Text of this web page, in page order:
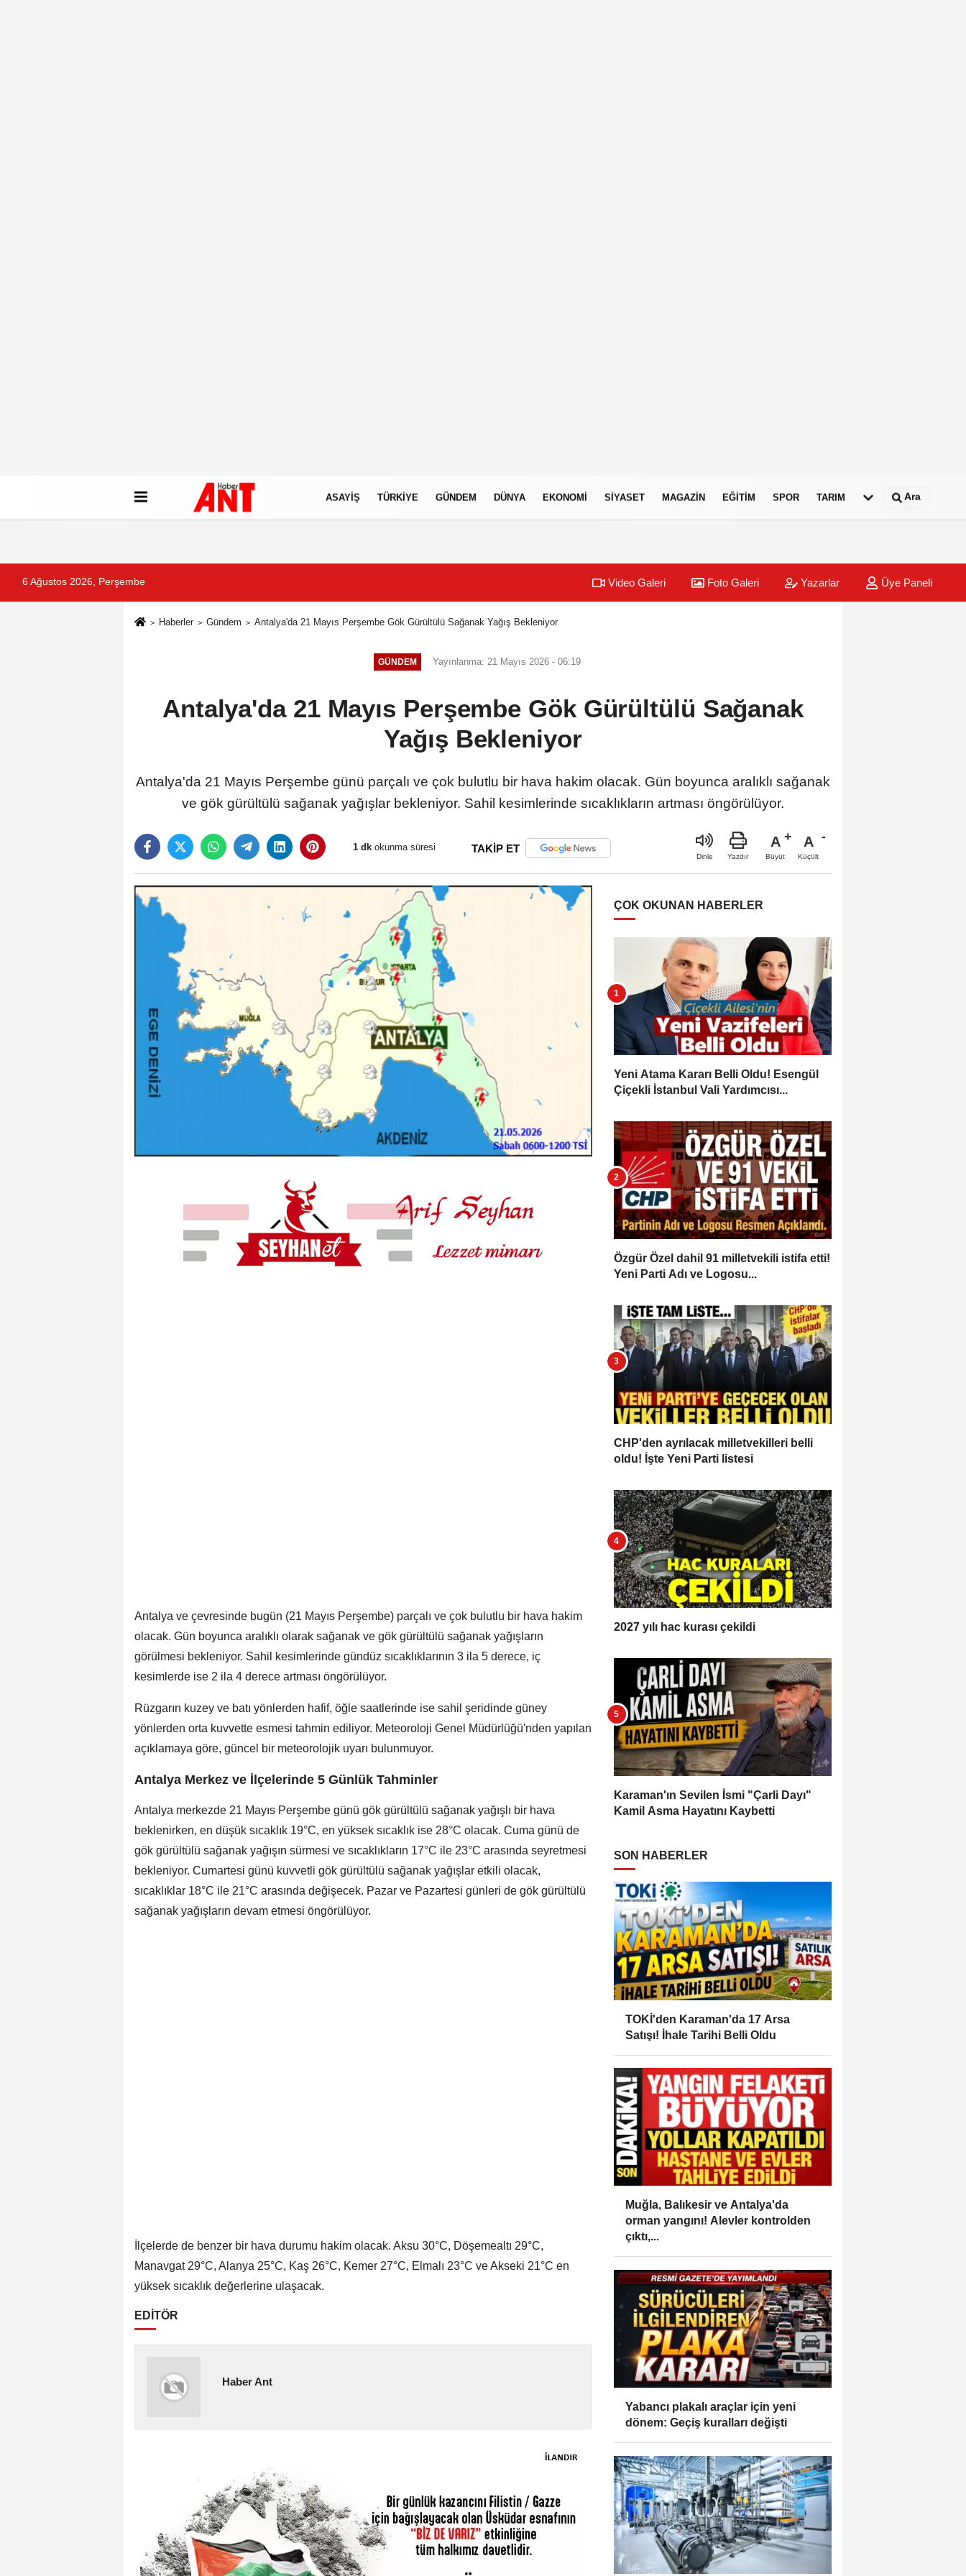
ASAYIŞ TÜRKIYE GÜNDEM DÜNYA EKONOMI SIYASET MAGAZIN EĞITIM SPOR TARIM Ara
6 Ağustos 2026, Perşembe Video Galeri Foto Galeri Yazarlar Üye Paneli
Haberler Gündem Antalya'da 21 Mayıs Perşembe Gök Gürültülü Sağanak Yağış Bekleniyor
GÜNDEM Yayınlanma: 21 Mayıs 2026 - 06:19
Antalya'da 21 Mayıs Perşembe Gök Gürültülü Sağanak
Yağış Bekleniyor
Antalya'da 21 Mayıs Perşembe günü parçalı ve çok bulutlu bir hava hakim olacak. Gün boyunca aralıklı sağanak
ve gök gürültülü sağanak yağışlar bekleniyor. Sahil kesimlerinde sıcaklıkların artması öngörülüyor.
1 dk okunma süresi TAKİP ET
Dinle Yazdır
A
Büyüt
A
Küçült
Antalya ve çevresinde bugün (21 Mayıs Perşembe) parçalı ve çok bulutlu bir hava hakim
olacak. Gün boyunca aralıklı olarak sağanak ve gök gürültülü sağanak yağışların
görülmesi bekleniyor. Sahil kesimlerinde gündüz sıcaklıklarının 3 ila 5 derece, iç
kesimlerde ise 2 ila 4 derece artması öngörülüyor.
Rüzgarın kuzey ve batı yönlerden hafif, öğle saatlerinde ise sahil şeridinde güney
yönlerden orta kuvvette esmesi tahmin ediliyor. Meteoroloji Genel Müdürlüğü'nden yapılan
açıklamaya göre, güncel bir meteorolojik uyarı bulunmuyor.
Antalya Merkez ve İlçelerinde 5 Günlük Tahminler
Antalya merkezde 21 Mayıs Perşembe günü gök gürültülü sağanak yağışlı bir hava
beklenirken, en düşük sıcaklık 19°C, en yüksek sıcaklık ise 28°C olacak. Cuma günü de
gök gürültülü sağanak yağışın sürmesi ve sıcaklıkların 17°C ile 23°C arasında seyretmesi
bekleniyor. Cumartesi günü kuvvetli gök gürültülü sağanak yağışlar etkili olacak,
sıcaklıklar 18°C ile 21°C arasında değişecek. Pazar ve Pazartesi günleri de gök gürültülü
sağanak yağışların devam etmesi öngörülüyor.
İlçelerde de benzer bir hava durumu hakim olacak. Aksu 30°C, Döşemealtı 29°C,
Manavgat 29°C, Alanya 25°C, Kaş 26°C, Kemer 27°C, Elmalı 23°C ve Akseki 21°C en
yüksek sıcaklık değerlerine ulaşacak.
EDİTÖR
Haber Ant
ÇOK OKUNAN HABERLER
Yeni Atama Kararı Belli Oldu! Esengül
Çiçekli İstanbul Vali Yardımcısı...
Özgür Özel dahil 91 milletvekili istifa etti!
Yeni Parti Adı ve Logosu...
CHP'den ayrılacak milletvekilleri belli
oldu! İşte Yeni Parti listesi
2027 yılı hac kurası çekildi
Karaman'ın Sevilen İsmi "Çarli Dayı"
Kamil Asma Hayatını Kaybetti
SON HABERLER
TOKİ'den Karaman'da 17 Arsa
Satışı! İhale Tarihi Belli Oldu
Muğla, Balıkesir ve Antalya'da
orman yangını! Alevler kontrolden
çıktı,...
Yabancı plakalı araçlar için yeni
dönem: Geçiş kuralları değişti